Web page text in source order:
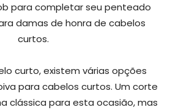
para completar seu penteado
damas de honra de cabelos
curtos.
curto, existem várias opções
para cabelos curtos. Um corte
clássica para esta ocasião, mas